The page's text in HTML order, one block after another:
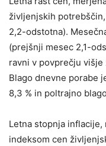
življenjskih
2,2-odstotna).
(prejšnji mesec 2,1-
ravni v povprečju višje
Blago dnevne porabe
8,3 % in poltrajno
Letna stopnja
indeksom cen